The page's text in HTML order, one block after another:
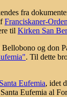
fra
Franciskaner-
til Kirken San
og don
. Til dette
Santa Eufemia, idet
Eufemia al